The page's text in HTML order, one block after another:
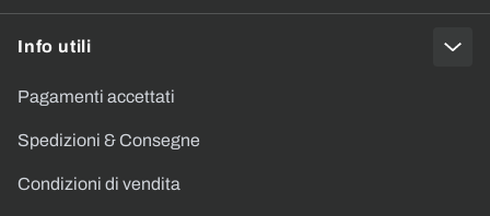
Info utili
Pagamenti accettati
Spedizioni & Consegne
Condizioni di vendita